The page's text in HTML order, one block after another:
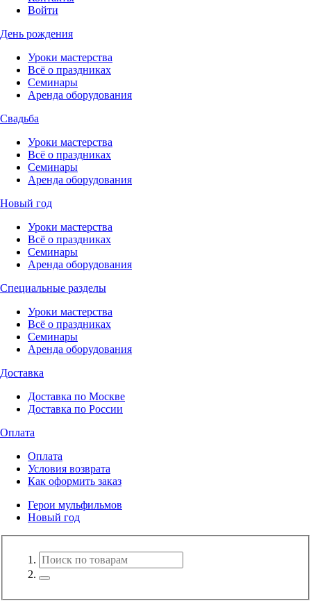
Войти
День рождения
Уроки мастерства
Всё о праздниках
Семинары
Аренда оборудования
Свадьба
Уроки мастерства
Всё о праздниках
Семинары
Аренда оборудования
Новый год
Уроки мастерства
Всё о праздниках
Семинары
Аренда оборудования
Специальные разделы
Уроки мастерства
Всё о праздниках
Семинары
Аренда оборудования
Доставка
Доставка по Москве
Доставка по России
Оплата
Оплата
Условия возврата
Как оформить заказ
Герои мульфильмов
Новый год